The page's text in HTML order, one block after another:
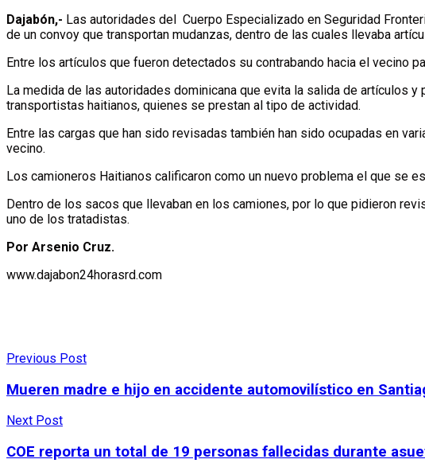
Dajabón,- Las autoridades del Cuerpo Especializado en Seguridad
de un convoy que transportan mudanzas, dentro de las cuales llevaba
Entre los artículos que fueron detectados su contrabando hacia el vecino
La medida de las autoridades dominicana que evita la salida de artículos
transportistas haitianos, quienes se prestan al tipo de actividad.
Entre las cargas que han sido revisadas también han sido ocupadas en
vecino.
Los camioneros Haitianos calificaron como un nuevo problema el que se
Dentro de los sacos que llevaban en los camiones, por lo que pidieron
uno de los tratadistas.
Por Arsenio Cruz.
www.dajabon24horasrd.com
Previous Post
Mueren madre e hijo en accidente automovilístico en
Next Post
COE reporta un total de 19 personas fallecidas durante